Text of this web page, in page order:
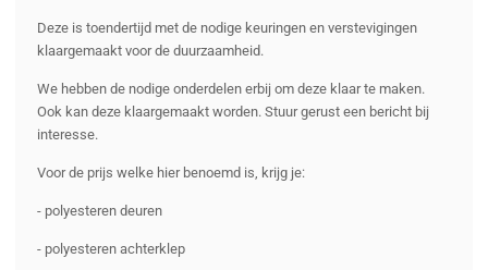
Deze is toendertijd met de nodige keuringen en verstevigingen
klaargemaakt voor de duurzaamheid.
We hebben de nodige onderdelen erbij om deze klaar te maken.
Ook kan deze klaargemaakt worden. Stuur gerust een bericht bij
interesse.
Voor de prijs welke hier benoemd is, krijg je:
- polyesteren deuren
- polyesteren achterklep